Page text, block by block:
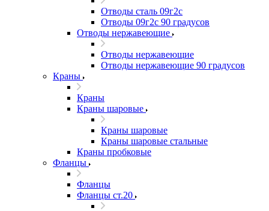
Отводы сталь 09г2с
Отводы 09г2с 90 градусов
Отводы нержавеющие
Отводы нержавеющие
Отводы нержавеющие 90 градусов
Краны
Краны
Краны шаровые
Краны шаровые
Краны шаровые стальные
Краны пробковые
Фланцы
Фланцы
Фланцы ст.20